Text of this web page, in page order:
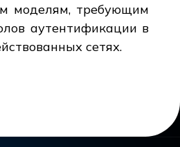
моделям, требующим
аутентификации в
сетях.